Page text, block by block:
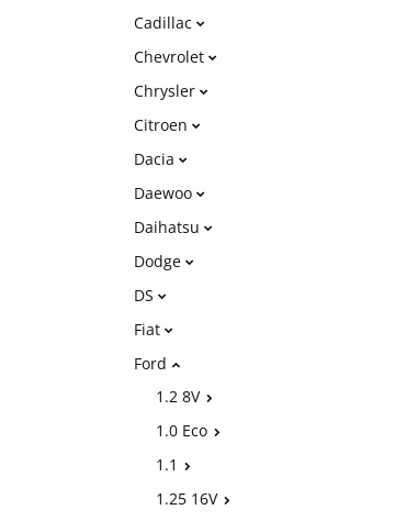
Cadillac
Chevrolet
Chrysler
Citroen
Dacia
Daewoo
Daihatsu
Dodge
DS
Fiat
Ford
1.2 8V
1.0 Eco
1.1
1.25 16V